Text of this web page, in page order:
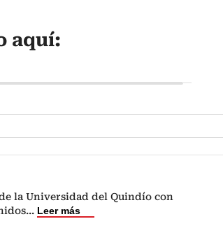
aquí:
la Universidad del Quindío con
... Leer más